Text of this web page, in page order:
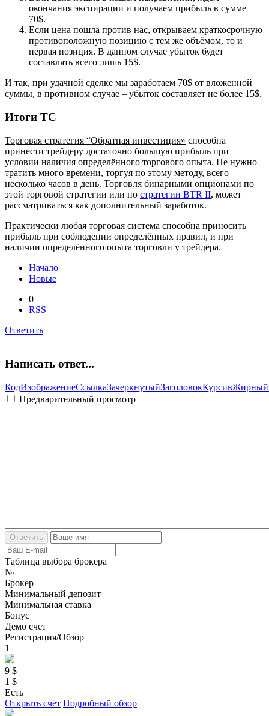
окончания экспирации и получаем прибыль в сумме
70$.
Если цена пошла против нас, открываем краткосрочную
противоположную позицию с тем же объёмом, то и
первая позиция. В данном случае убыток будет
составлять всего лишь 15$.
И так, при удачной сделке мы заработаем 70$ от вложенной
суммы, в противном случае – убыток составляет не более 15$.
Итоги ТС
Торговая стратегия “Обратная инвестиция» способна
принести трейдеру достаточно большую прибыль при
условии наличия определённого торгового опыта. Не нужно
тратить много времени, торгуя по этому методу, всего
несколько часов в день. Торговля бинарными опционами по
этой торговой стратегии или по стратегии BTR II, может
рассматриваться как дополнительный заработок.
Практически любая торговая система способна приносить
прибыль при соблюдении определённых правил, и при
наличии определённого опыта торговли у трейдера.
Начало
Новые
0
RSS
Ответить
Написать ответ...
КодИзображениеСсылкаЗачеркнутыйЗаголовокКурсивЖирный
Предварительный просмотр
Таблица выбора брокера
№
Брокер
Минимальный депозит
Минимальная ставка
Бонус
Демо счет
Регистрация/Обзор
1
9 $
1 $
Есть
Открыть счет Подробный обзор